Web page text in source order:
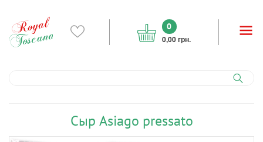
0
0,00 грн.
Сыр Asiago pressato